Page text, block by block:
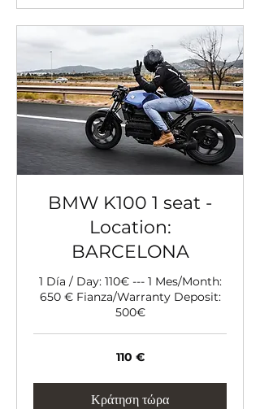
BMW K100 1 seat -
Location:
BARCELONA
1 Día / Day: 110€ --- 1 Mes/Month:
650 € Fianza/Warranty Deposit:
500€
110 €
Κράτηση τώρα